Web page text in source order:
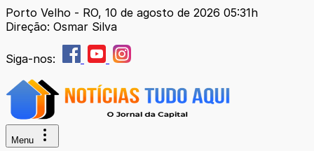
Porto Velho - RO, 10 de agosto de 2026 05:31h
Direção: Osmar Silva
Siga-nos:
Menu